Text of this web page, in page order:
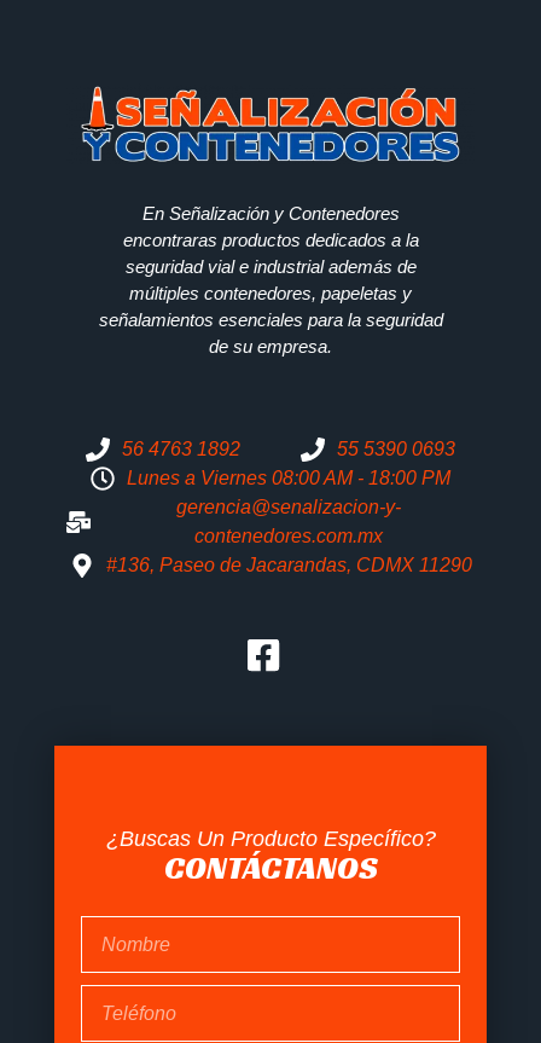
En Señalización y Contenedores
encontraras productos dedicados a la
seguridad vial e industrial además de
múltiples contenedores, papeletas y
señalamientos esenciales para la seguridad
de su empresa.
56 4763 1892
55 5390 0693
Lunes a Viernes 08:00 AM - 18:00 PM
gerencia@senalizacion-y-
contenedores.com.mx
#136, Paseo de Jacarandas, CDMX 11290
¿Buscas Un Producto Específico?
CONTÁCTANOS